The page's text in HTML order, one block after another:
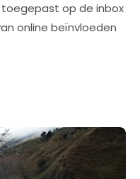
toegepast op de inbox
online beïnvloeden